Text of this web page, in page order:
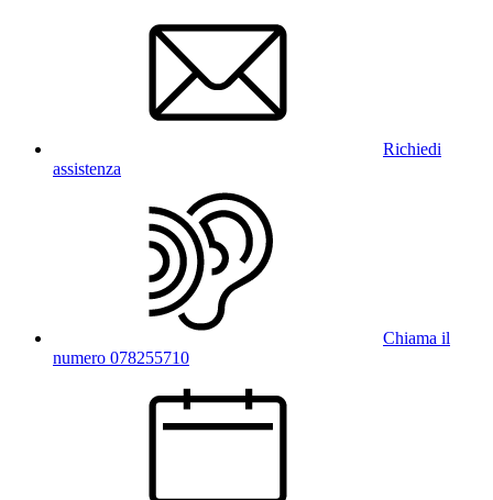
Richiedi
assistenza
Chiama il
numero 078255710